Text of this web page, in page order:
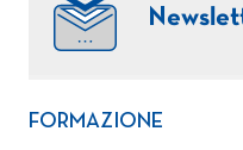
FORMAZIONE